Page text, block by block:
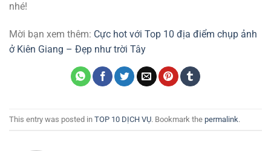
nhé!
Mời bạn xem thêm: Cực hot với Top 10 địa điểm chụp ảnh
ở Kiên Giang – Đẹp như trời Tây
This entry was posted in TOP 10 DỊCH VỤ. Bookmark the permalink.